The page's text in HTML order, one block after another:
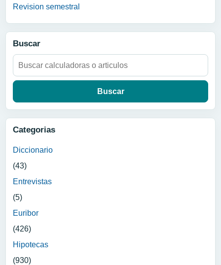
Revision semestral
Buscar
Buscar:
Categorias
Diccionario
(43)
Entrevistas
(5)
Euribor
(426)
Hipotecas
(930)